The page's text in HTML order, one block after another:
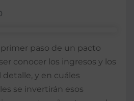
primer paso de un pacto
conocer los ingresos y los
y en cuáles
se invertirán esos